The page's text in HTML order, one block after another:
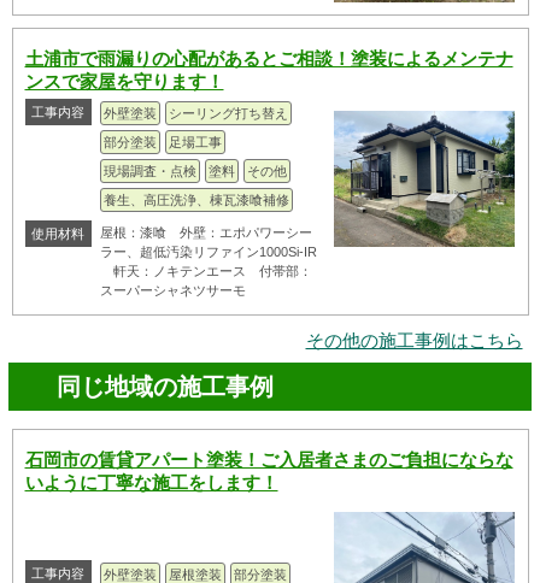
土浦市で雨漏りの心配があるとご相談！塗装によるメンテナ
ンスで家屋を守ります！
工事内容 外壁塗装
シーリング打ち替え
部分塗装
足場工事
現場調査・点検
塗料
その他
養生、高圧洗浄、棟瓦漆喰補修
使用材料
屋根：漆喰 外壁：エポパワーシー
ラー、超低汚染リファイン1000Si-IR
軒天：ノキテンエース 付帯部：
スーパーシャネツサーモ
その他の施工事例はこちら
同じ地域の施工事例
石岡市の賃貸アパート塗装！ご入居者さまのご負担にならな
いように丁寧な施工をします！
工事内容 外壁塗装 屋根塗装
部分塗装